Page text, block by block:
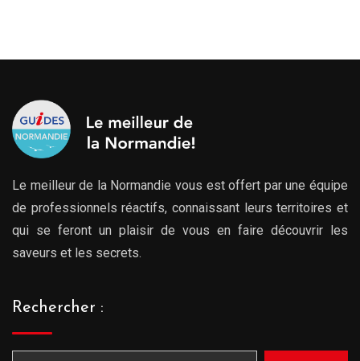
Le meilleur de la Normandie vous est offert par une équipe
de professionnels réactifs, connaissant leurs territoires et
qui se feront un plaisir de vous en faire découvrir les
saveurs et les secrets.
Rechercher :